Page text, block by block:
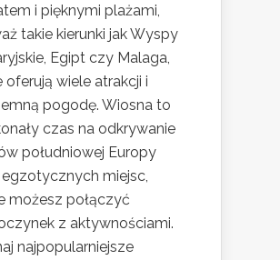
i pięknymi plażami,
takie kierunki jak Wyspy
Egipt czy Malaga,
oferują wiele atrakcji i
pogodę. Wiosna to
czas na odkrywanie
południowej Europy
miejsc,
możesz połączyć
z aktywnościami.
najpopularniejsze